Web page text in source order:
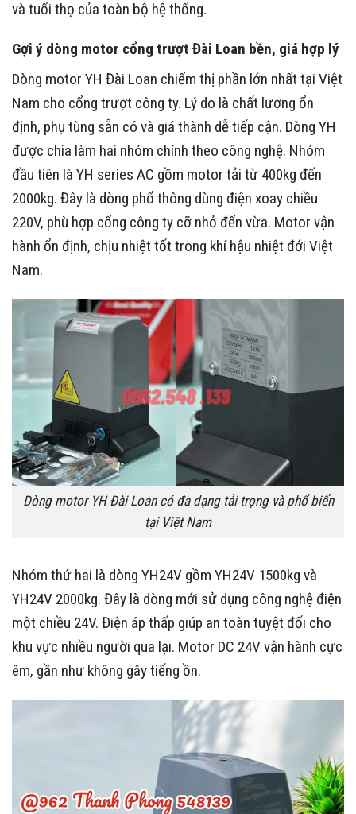
và tuổi thọ của toàn bộ hệ thống.
Gợi ý dòng motor cổng trượt Đài Loan bền, giá hợp lý
Dòng motor YH Đài Loan chiếm thị phần lớn nhất tại Việt
Nam cho cổng trượt công ty. Lý do là chất lượng ổn
định, phụ tùng sẵn có và giá thành dễ tiếp cận. Dòng YH
được chia làm hai nhóm chính theo công nghệ. Nhóm
đầu tiên là YH series AC gồm motor tải từ 400kg đến
2000kg. Đây là dòng phổ thông dùng điện xoay chiều
220V, phù hợp cổng công ty cỡ nhỏ đến vừa. Motor vận
hành ổn định, chịu nhiệt tốt trong khí hậu nhiệt đới Việt
Nam.
Dòng motor YH Đài Loan có đa dạng tải trọng và phổ biến
tại Việt Nam
Nhóm thứ hai là dòng YH24V gồm YH24V 1500kg và
YH24V 2000kg. Đây là dòng mới sử dụng công nghệ điện
một chiều 24V. Điện áp thấp giúp an toàn tuyệt đối cho
khu vực nhiều người qua lại. Motor DC 24V vận hành cực
êm, gần như không gây tiếng ồn.